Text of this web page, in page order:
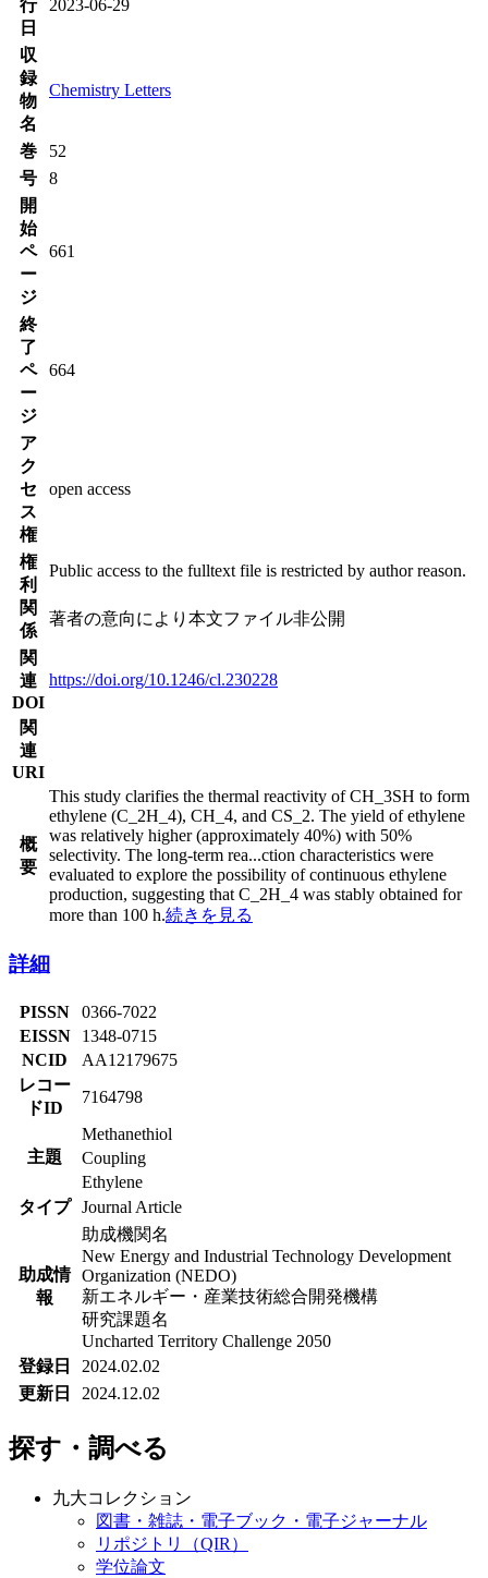
行
日
2023-06-29
収
録
物
名
Chemistry Letters
巻
52
号
8
開
始
ペ
ー
ジ
661
終
了
ペ
ー
ジ
664
ア
ク
セ
ス
権
open access
権
利
関
係
Public access to the fulltext file is restricted by author reason.
著者の意向により本文ファイル非公開
関
連
DOI
https://doi.org/10.1246/cl.230228
関
連
URI
概
要
This study clarifies the thermal reactivity of CH_3SH to form
ethylene (C_2H_4), CH_4, and CS_2. The yield of ethylene
was relatively higher (approximately 40%) with 50%
selectivity. The long-term rea...ction characteristics were
evaluated to explore the possibility of continuous ethylene
production, suggesting that C_2H_4 was stably obtained for
more than 100 h.続きを見る
詳細
PISSN
0366-7022
EISSN
1348-0715
NCID
AA12179675
レコー
ドID
7164798
主題
Methanethiol
Coupling
Ethylene
タイプ Journal Article
助成情
報
助成機関名
New Energy and Industrial Technology Development
Organization (NEDO)
新エネルギー・産業技術総合開発機構
研究課題名
Uncharted Territory Challenge 2050
登録日
2024.02.02
更新日
2024.12.02
探す・調べる
九大コレクション
図書・雑誌・電子ブック・電子ジャーナル
リポジトリ（QIR）
学位論文